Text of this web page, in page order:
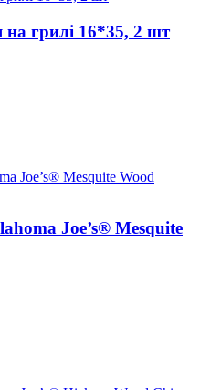
грилі 16*35, 2 шт
Joe’s® Mesquite